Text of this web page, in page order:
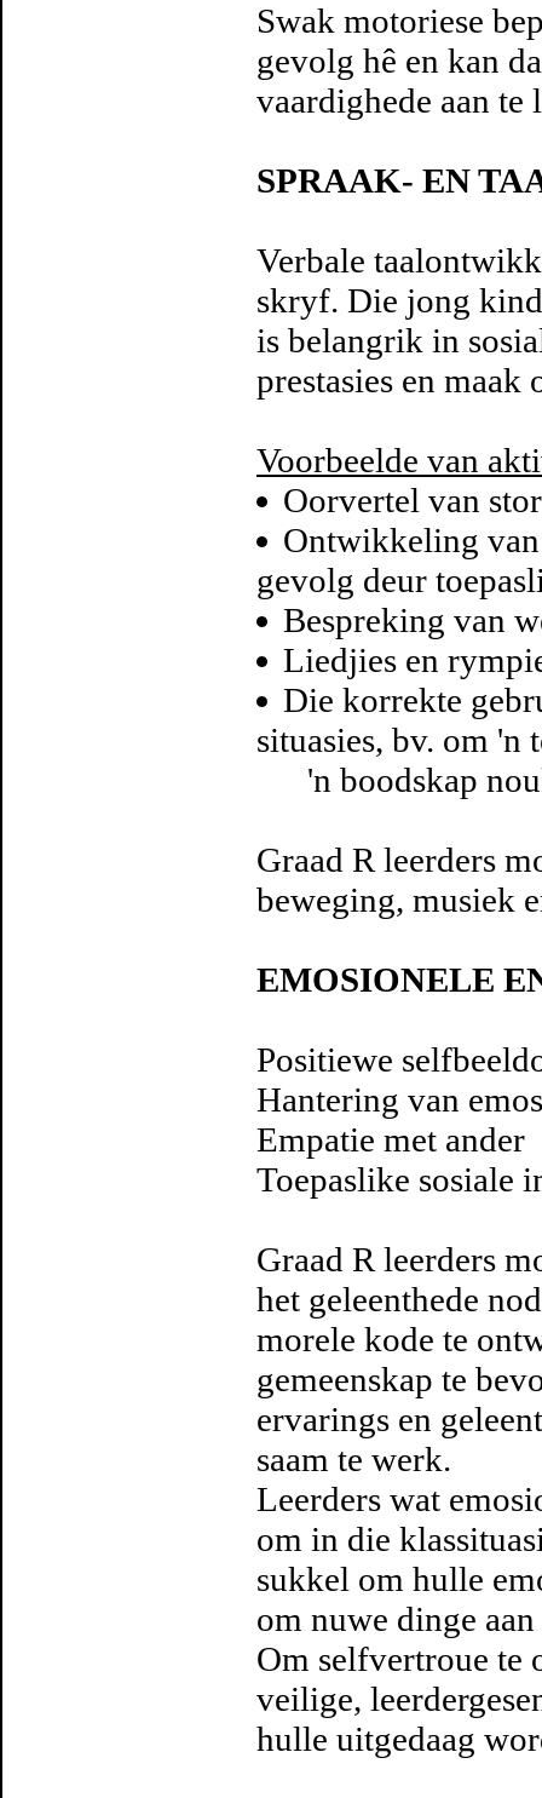
Swak motoriese
gevolg hê en kan
vaardighede aan te
SPRAAK- EN
Verbale
skryf. Die jong
is belangrik in
prestasies en
Voorbeelde van
Oorvertel van
Ontwikkeling
gevolg deur
Bespreking van
Liedjies en
Die korrekte
situasies, bv. om
'n boodskap
Graad R leerders
beweging, musiek
EMOSIONELE
Positiewe
Hantering van
Empatie met ander
Toepaslike sosiale
Graad R leerders
het geleenthede
morele kode te
gemeenskap te
ervarings en
saam te werk.
Leerders wat
om in die
sukkel om hulle
om nuwe dinge
Om selfvertroue te
veilige,
hulle uitgedaag